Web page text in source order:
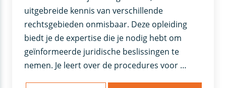
uitgebreide kennis van verschillende
rechtsgebieden onmisbaar. Deze opleiding
biedt je de expertise die je nodig hebt om
geïnformeerde juridische beslissingen te
nemen. Je leert over de procedures voor …